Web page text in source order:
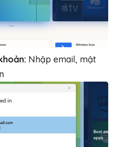
Nhập email, mật